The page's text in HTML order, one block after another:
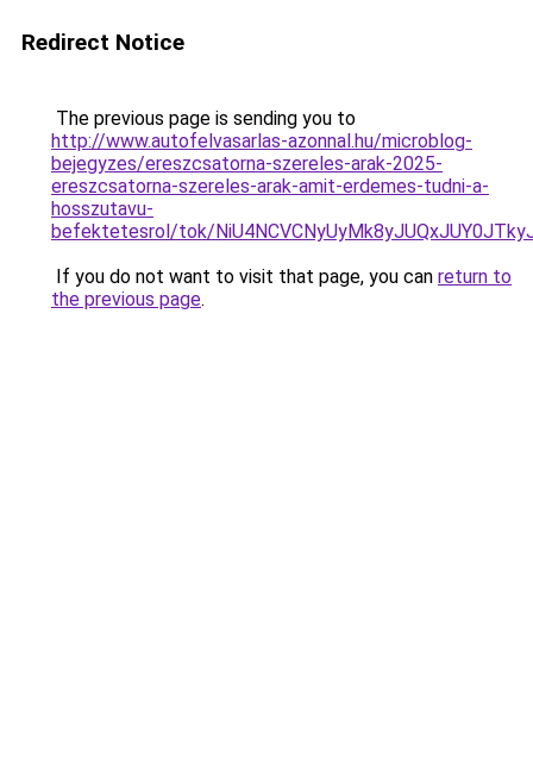
Redirect Notice
The previous page is sending you to
http://www.autofelvasarlas-azonnal.hu/microblog-
bejegyzes/ereszcsatorna-szereles-arak-2025-
ereszcsatorna-szereles-arak-amit-erdemes-tudni-a-
hosszutavu-
befektetesrol/tok/
If you do not want to visit that page, you can return to
the previous page.